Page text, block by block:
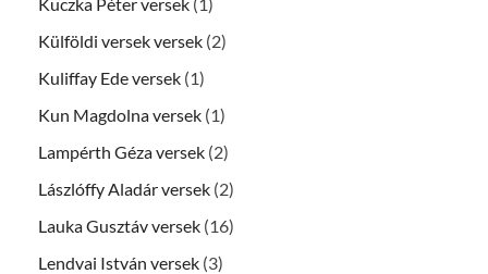
Külföldi versek versek (2)
Kuliffay Ede versek (1)
Kun Magdolna versek (1)
Lampérth Géza versek (2)
Lászlóffy Aladár versek (2)
Lauka Gusztáv versek (16)
Lendvai István versek (3)